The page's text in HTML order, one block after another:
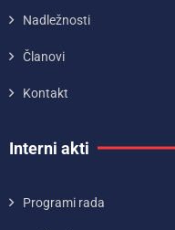
Nadležnosti
Članovi
Kontakt
Interni akti
Programi rada